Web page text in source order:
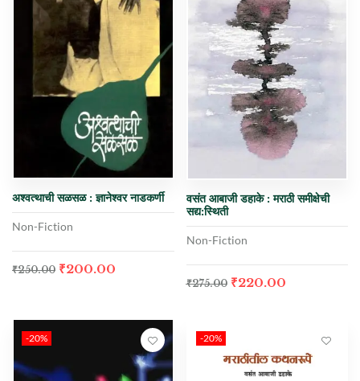
अश्वत्थाची सळसळ : ज्ञानेश्वर नाडकर्णी
Non-Fiction
₹250.00 ₹200.00
वसंत आबाजी डहाके : मराठी समीक्षेची
सद्य:स्थिती
Non-Fiction
₹275.00 ₹220.00
-20% -20%